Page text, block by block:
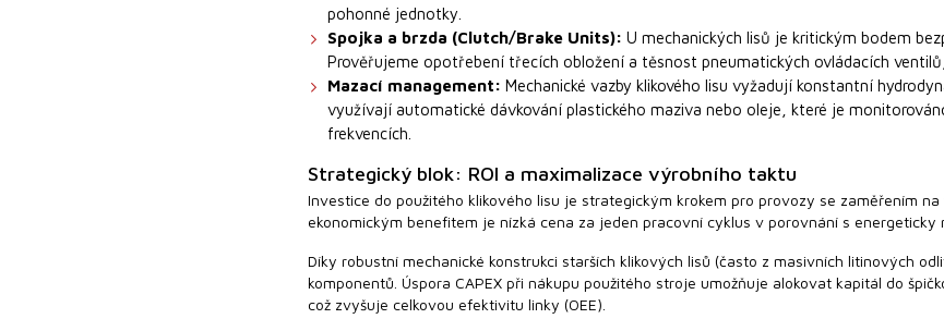
pohonné jednotky.
Spojka a brzda (Clutch/Brake Units): U mechanických lisů je kritickým bodem
Prověřujeme opotřebení třecích obložení a těsnost pneumatických ovládacích
Mazací management: Mechanické vazby klikového lisu vyžadují konstantní
využívají automatické dávkování plastického maziva nebo oleje, které je
frekvencích.
Strategický blok: ROI a maximalizace výrobního taktu
Investice do použitého klikového lisu je strategickým krokem pro provozy se zaměřením na
ekonomickým benefitem je nízká cena za jeden pracovní cyklus v porovnání s energeticky
Díky robustní mechanické konstrukci starších klikových lisů (často z masivních litinových
komponentů. Úspora CAPEX při nákupu použitého stroje umožňuje alokovat kapitál do
což zvyšuje celkovou efektivitu linky (OEE).